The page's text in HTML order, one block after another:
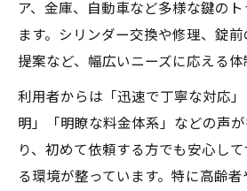
ア、金庫、自動車など多様な鍵の
ます。シリンダー交換や修理、錠
提案など、幅広いニーズに応える体
利用者からは「迅速で丁寧な対応
明」「明瞭な料金体系」などの声
り、初めて依頼する方でも安心し
る環境が整っています。特に高齢